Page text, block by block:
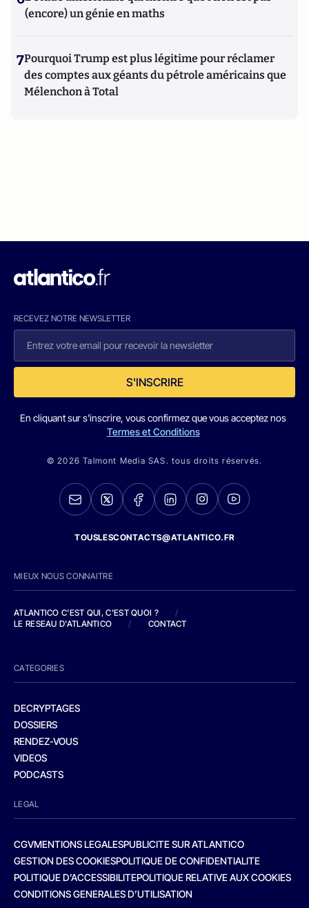
(encore) un génie en maths
7Pourquoi Trump est plus légitime pour réclamer
des comptes aux géants du pétrole américains que
Mélenchon à Total
RECEVEZ NOTRE NEWSLETTER
S'INSCRIRE
En cliquant sur s'inscrire, vous confirmez que vous acceptez nos
Termes et Conditions
© 2026 Talmont Media SAS. tous droits réservés.
TOUSLESCONTACTS@ATLANTICO.FR
MIEUX NOUS CONNAITRE
ATLANTICO C'EST QUI, C'EST QUOI ?
/
LE RESEAU D'ATLANTICO
/ CONTACT
CATEGORIES
DECRYPTAGES
DOSSIERS
RENDEZ-VOUS
VIDEOS
PODCASTS
LEGAL
CGVMENTIONS LEGALESPUBLICITE SUR ATLANTICO
GESTION DES COOKIESPOLITIQUE DE CONFIDENTIALITE
POLITIQUE D’ACCESSIBILITEPOLITIQUE RELATIVE AUX COOKIES
CONDITIONS GENERALES D’UTILISATION